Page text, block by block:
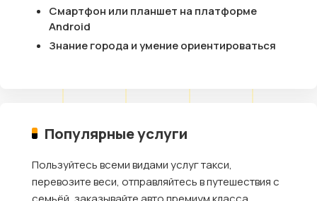
Смартфон или планшет на платформе
Android
Знание города и умение ориентироваться
Популярные услуги
Пользуйтесь всеми видами услуг такси,
перевозите веси, отправляйтесь в путешествия с